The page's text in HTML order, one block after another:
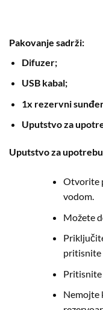
Pakovanje sadrži:
Difuzer;
USB kabal;
1x rezervni
Uputstvo za
Uputstvo za
Otvorite
vodom.
Možete
pritisnite
Pritisnite
Nemojte